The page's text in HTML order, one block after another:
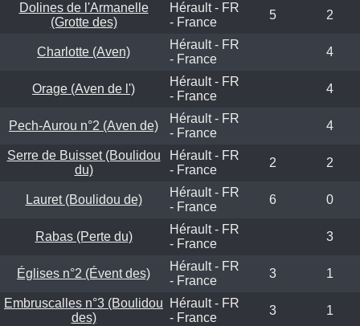
Dolines de l'Armanelle
(Grotte des)
Hérault - FR
- France
5 2
Charlotte (Aven)
Hérault - FR
- France
4
Orage (Aven de l')
Hérault - FR
- France
4
Pech-Aurou n°2 (Aven de)
Hérault - FR
- France
4
Serre de Buisset (Boulidou
du)
Hérault - FR
- France
2 2
Lauret (Boulidou de)
Hérault - FR
- France
6 0
Rabas (Perte du)
Hérault - FR
- France
3
Églises n°2 (Évent des)
Hérault - FR
- France
3 1
Embruscalles n°3 (Boulidou
des)
Hérault - FR
- France
3 1